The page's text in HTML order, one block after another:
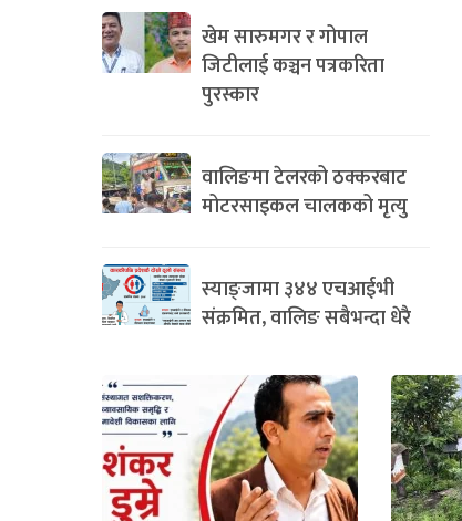
खेम सारुमगर र गोपाल
जिटीलाई कञ्चन पत्रकरिता
पुरस्कार
वालिङमा टेलरको ठक्करबाट
मोटरसाइकल चालकको मृत्यु
स्याङ्जामा ३४४ एचआईभी
संक्रमित, वालिङ सबैभन्दा धेरै